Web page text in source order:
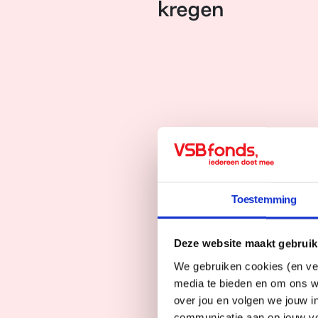
Toestemming
Deze website maakt
We gebruiken cookies (en
media te bieden en om ons
over jou en volgen we jouw
kregen
De
terecht. ‘Eerlijk
compact plan met
investering van rond
zagen en de
zetten doen we dan
bleek dat een groot